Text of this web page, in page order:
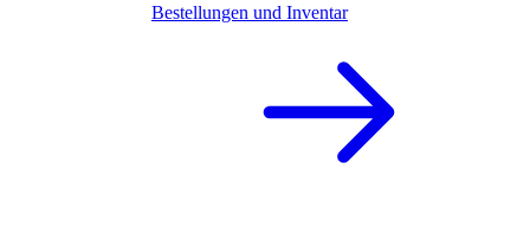
Bestellungen und Inventar